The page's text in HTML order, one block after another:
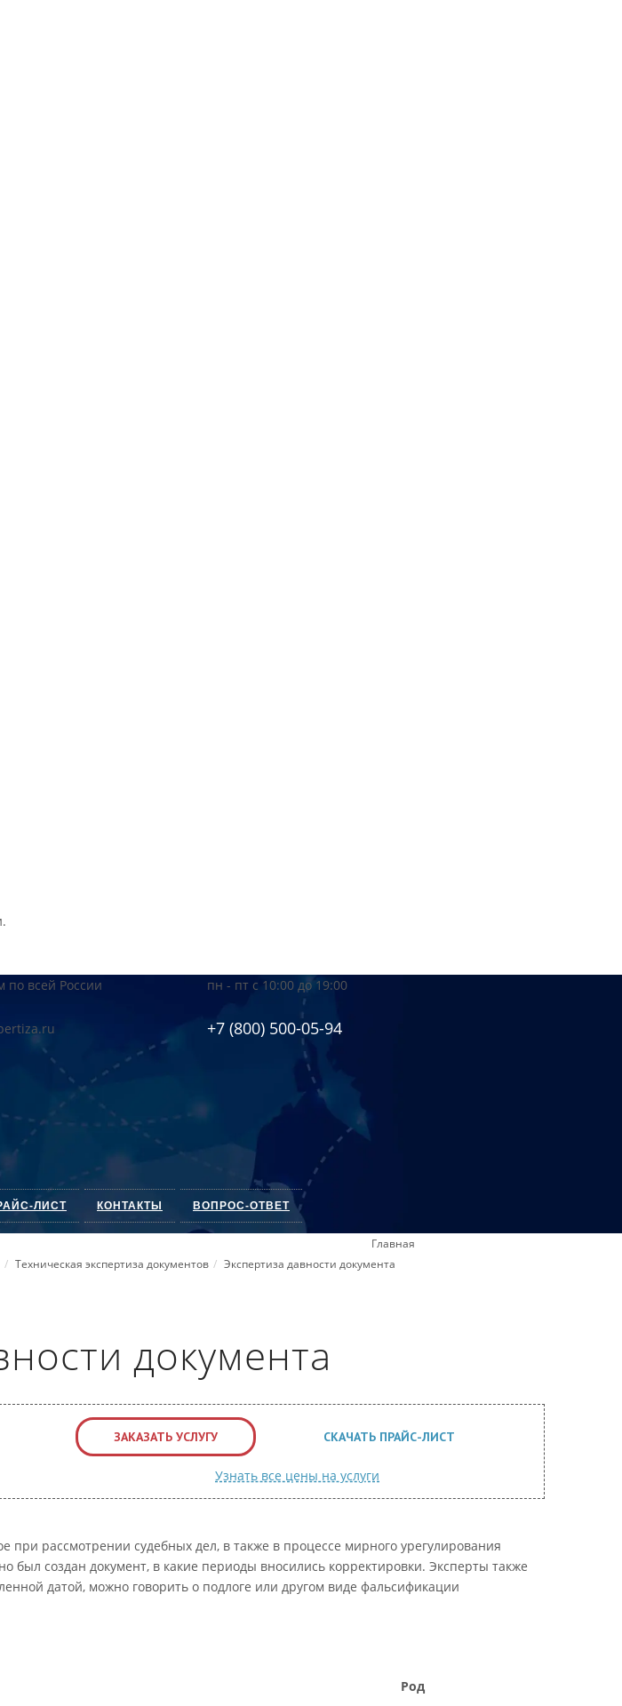
по всей России пн - пт с 10:00 до 19:00
+7 (800) 500-05-94
ЛИСТ КОНТАКТЫ ВОПРОС-ОТВЕТ
Главная
Техническая экспертиза документов Экспертиза давности документа
документа
ЗАКАЗАТЬ УСЛУГУ СКАЧАТЬ ПРАЙС-ЛИСТ
Узнать все цены на услуги
при рассмотрении судебных дел, в также в процессе мирного урегулирования
создан документ, в какие периоды вносились корректировки. Эксперты также
датой, можно говорить о подлоге или другом виде фальсификации
Род